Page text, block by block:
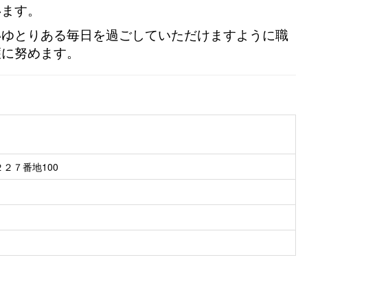
す。
とりある毎日を過ごしていただけますように職
努めます。
７番地100